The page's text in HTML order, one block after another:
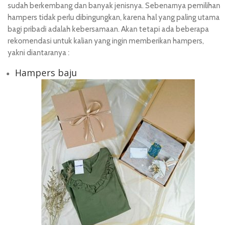
sudah berkembang dan banyak jenisnya. Sebenarnya pemilihan
hampers tidak perlu dibingungkan, karena hal yang paling utama
bagi pribadi adalah kebersamaan. Akan tetapi ada beberapa
rekomendasi untuk kalian yang ingin memberikan hampers,
yakni diantaranya :
Hampers baju